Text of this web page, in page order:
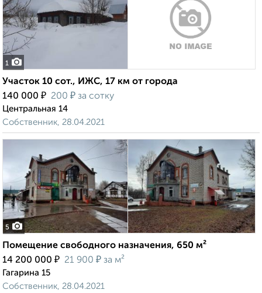
1
Участок 10 сот., ИЖС, 17 км от города
140 000 ₽ 200 ₽ за сотку
Центральная 14
Собственник, 28.04.2021
5
Помещение свободного назначения, 650 м²
14 200 000 ₽ 21 900 ₽ за м²
Гагарина 15
Собственник, 28.04.2021